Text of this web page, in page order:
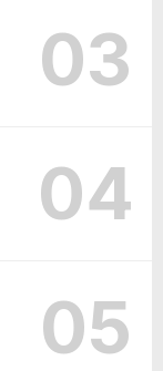
03
04
05